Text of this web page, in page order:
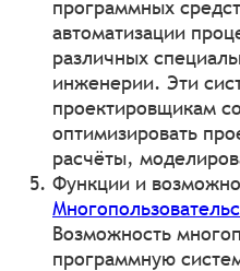
программных
автоматизации
различных
инженерии. Эти
проектировщикам
оптимизировать
расчёты,
Функции и
Возможность
программную